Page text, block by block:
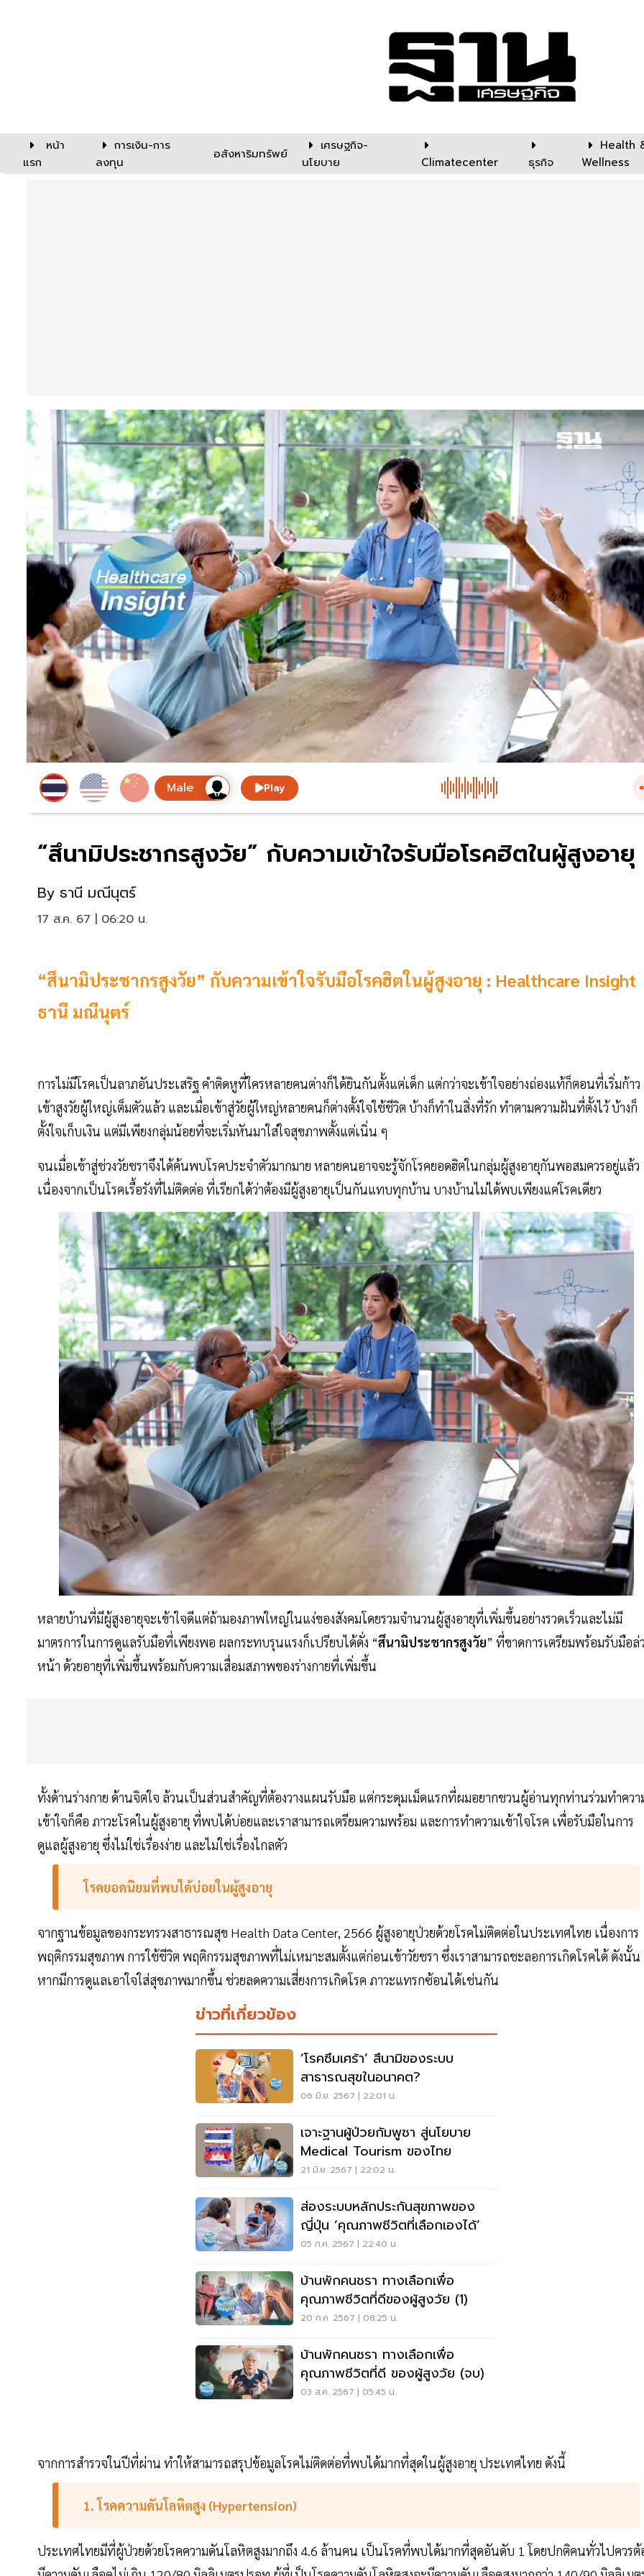
หน้า
แรก
การเงิน-การ
ลงทุน
อสังหาริมทรัพย์
เศรษฐกิจ-
นโยบาย
Climatecenter ธุรกิจ
Health
Wellness
Play
“สึนามิประชากรสูงวัย” กับความเข้าใจรับมือโรคฮิตในผู้สูงอายุ
By ธานี มณีนุตร์
17 ส.ค. 67 | 06:20 น.
“สึนามิประชากรสูงวัย” กับความเข้าใจรับมือโรคฮิตในผู้สูงอายุ : Healthcare Insight
ธานี มณีนุตร์
การไม่มีโรคเป็นลาภอันประเสริฐ คำติดหูที่ใครหลายคนต่างก็ได้ยินกันตั้งแต่เด็ก แต่กว่าจะเข้าใจอย่างถ่องแท้ก็ตอนที่เริ่มก้าว
เข้าสูงวัยผู้ใหญ่เต็มตัวแล้ว และเมื่อเข้าสู่วัยผู้ใหญ่หลายคนก็ต่างตั้งใจใช้ชีวิต บ้างก็ทำในสิ่งที่รัก ทำตามความฝันที่ตั้งไว้ บ้างก็
ตั้งใจเก็บเงิน แต่มีเพียงกลุ่มน้อยที่จะเริ่มหันมาใส่ใจสุขภาพตั้งแต่เนิ่น ๆ
จนเมื่อเข้าสู่ช่วงวัยชราจึงได้ค้นพบโรคประจำตัวมากมาย หลายคนอาจจะรู้จักโรคยอดฮิตในกลุ่มผู้สูงอายุกันพอสมควรอยู่แล้ว
เนื่องจากเป็นโรคเรื้อรังที่ไม่ติดต่อ ที่เรียกได้ว่าต้องมีผู้สูงอายุเป็นกันแทบทุกบ้าน บางบ้านไม่ได้พบเพียงแค่โรคเดียว
หลายบ้านที่มีผู้สูงอายุจะเข้าใจดีแต่ถ้ามองภาพใหญ่ในแง่ของสังคมโดยรวมจำนวนผู้สูงอายุที่เพิ่มขึ้นอย่างรวดเร็วและไม่มี
มาตรการในการดูแลรับมือที่เพียงพอ ผลกระทบรุนแรงก็เปรียบได้ดั่ง “สึนามิประชากรสูงวัย” ที่ขาดการเตรียมพร้อมรับมือล่
หน้า ด้วยอายุที่เพิ่มขึ้นพร้อมกับความเสื่อมสภาพของร่างกายที่เพิ่มขึ้น
ทั้งด้านร่างกาย ด้านจิตใจ ล้วนเป็นส่วนสำคัญที่ต้องวางแผนรับมือ แต่กระดุมเม็ดแรกที่ผมอยากชวนผู้อ่านทุกท่านร่วมทำควา
เข้าใจก็คือ ภาวะโรคในผู้สูงอายุ ที่พบได้บ่อยและเราสามารถเตรียมความพร้อม และการทำความเข้าใจโรค เพื่อรับมือในการ
ดูแลผู้สูงอายุ ซึ่งไม่ใช่เรื่องง่าย และไม่ใช่เรื่องไกลตัว
โรคยอดนิยมที่พบได้บ่อยในผู้สูงอายุ
จากฐานข้อมูลของกระทรวงสาธารณสุข Health Data Center, 2566 ผู้สูงอายุป่วยด้วยโรคไม่ติดต่อในประเทศไทย เนื่องการ
พฤติกรรมสุขภาพ การใช้ชีวิต พฤติกรรมสุขภาพที่ไม่เหมาะสมตั้งแต่ก่อนเข้าวัยชรา ซึ่งเราสามารถชะลอการเกิดโรคได้ ดังนั้น
หากมีการดูแลเอาใจใส่สุขภาพมากขึ้น ช่วยลดความเสี่ยงการเกิดโรค ภาวะแทรกซ้อนได้เช่นกัน
ข่าวที่เกี่ยวข้อง
‘โรคซึมเศร้า’ สึนามิของระบบ
สาธารณสุขในอนาคต?
06 มิ.ย. 2567 | 22:01 น.
เจาะฐานผู้ป่วยกัมพูชา สู่นโยบาย
Medical Tourism ของไทย
21 มิ.ย. 2567 | 22:02 น.
ส่องระบบหลักประกันสุขภาพของ
ญี่ปุ่น ‘คุณภาพชีวิตที่เลือกเองได้’
05 ก.ค. 2567 | 22:40 น.
บ้านพักคนชรา ทางเลือกเพื่อ
คุณภาพชีวิตที่ดีของผู้สูงวัย (1)
20 ก.ค. 2567 | 08:25 น.
บ้านพักคนชรา ทางเลือกเพื่อ
คุณภาพชีวิตที่ดี ของผู้สูงวัย (จบ)
03 ส.ค. 2567 | 05:45 น.
จากการสำรวจในปีที่ผ่าน ทำให้สามารถสรุปข้อมูลโรคไม่ติดต่อที่พบได้มากที่สุดในผู้สูงอายุ ประเทศไทย ดังนี้
1. โรคความดันโลหิตสูง (Hypertension)
ประเทศไทยมีที่ผู้ป่วยด้วยโรคความดันโลหิตสูงมากถึง 4.6 ล้านคน เป็นโรคที่พบได้มากที่สุดอันดับ 1 โดยปกติคนทั่วไปควรต้